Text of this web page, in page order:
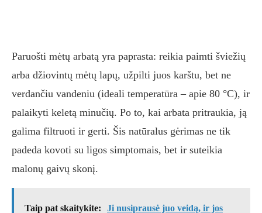
Paruošti mėtų arbatą yra paprasta: reikia paimti šviežių
arba džiovintų mėtų lapų, užpilti juos karštu, bet ne
verdančiu vandeniu (ideali temperatūra – apie 80 °C), ir
palaikyti keletą minučių. Po to, kai arbata pritraukia, ją
galima filtruoti ir gerti. Šis natūralus gėrimas ne tik
padeda kovoti su ligos simptomais, bet ir suteikia
malonų gaivų skonį.
Taip pat skaitykite:
Ji nusiprausė juo veidą, ir jos